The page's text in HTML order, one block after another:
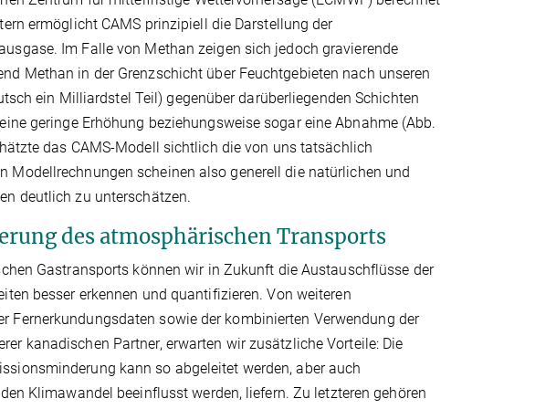
ermöglicht CAMS prinzipiell die Darstellung der
Im Falle von Methan zeigen sich jedoch gravierende
Methan in der Grenzschicht über Feuchtgebieten nach unseren
ein Milliardstel Teil) gegenüber darüberliegenden Schichten
geringe Erhöhung beziehungsweise sogar eine Abnahme (Abb.
das CAMS-Modell sichtlich die von uns tatsächlich
Modellrechnungen scheinen also generell die natürlichen und
deutlich zu unterschätzen.
des atmosphärischen Transports
Gastransports können wir in Zukunft die Austauschflüsse der
besser erkennen und quantifizieren. Von weiteren
Fernerkundungsdaten sowie der kombinierten Verwendung der
kanadischen Partner, erwarten wir zusätzliche Vorteile: Die
kann so abgeleitet werden, aber auch
Klimawandel beeinflusst werden, liefern. Zu letzteren gehören